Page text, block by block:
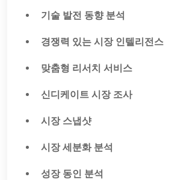
기술 발전 동향 분석
경쟁력 있는 시장 인텔리전스
맞춤형 리서치 서비스
신디케이트 시장 조사
시장 스냅샷
시장 세분화 분석
성장 동인 분석